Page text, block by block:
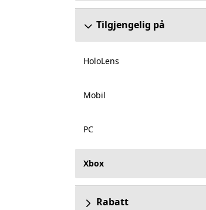
Tilgjengelig på
HoloLens
Mobil
PC
Xbox
Rabatt